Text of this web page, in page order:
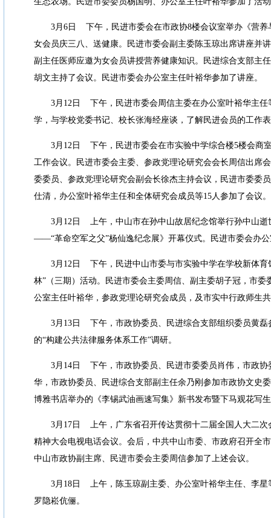
3月 6日 下午，民进市委会在市政协8楼会议室举办《营养
女会员庆三八、送健康。民进市委会副主委陈玉琼出席讲座并
副主任医师应邀为女会员讲授营养健康知识。民进综合支部主
胡文主持了会议。民进市委会办公室主任叶裕华参加了讲座。
3月 12日
下午，民进市委会周信主委在办公室叶裕华主
学，与学校党委书记、校长张海经座谈，了解民进会员的工作
3月 12日 下午，民进市委会在市实验中学综合楼5楼会商
工作会议。民进市委会主委、参政党理论研究会会长周信出席
委委员、参政党理论研究会副会长徐杰主持会议，民进市委委
仕清，办公室叶裕华主任和全体研究会成员等15人参加了会议。
3月 12日
上午，中山市在孙中山故居纪念馆举行孙中山逝
——“革命空军之父”杨仙逸纪念展》开幕仪式。民进市委会办
3月 12日
下午，民进中山市委与市实验中学在学校新体
林”（三期）活动。民进市委会主委周信、副主委胡子冠，市委
公室主任叶裕华，参政党理论研究会成员，及市实中行政师生共
3月 13日
下午，市政协委员、民进综合支部组织委员黄
的“构建公共法律服务体系工作”调研。
3月 14日
下午，市政协委员、民进市委委员肖伟，市政
华，市政协委员、民进综合支部副主任余乃刚参加市政协文史委
博雅书店举办的《李锡武油画速写集》新书发布暨下马观花写
3月 17日
上午，广东省召开传达贯彻十二届全国人大二
精神大会电视电话会议。会后，中共中山市委、市政府召开全
中山市政协副主席、民进市委会主委周信参加了上述会议。
3月 18日
上午，陈玉琼副主委、办公室叶裕华主任、李
罗隐崧伉俪。